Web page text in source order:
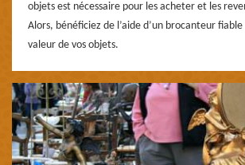
objets est nécessaire pour les acheter et les
Alors, bénéficiez de l’aide d’un brocanteur
valeur de vos objets.